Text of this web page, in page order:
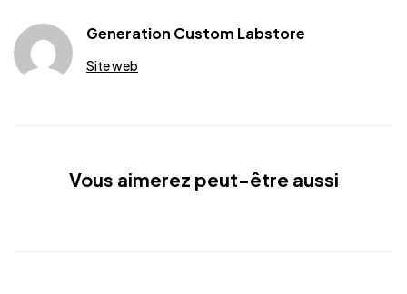
Generation Custom Labstore
Site web
Vous aimerez peut-être aussi